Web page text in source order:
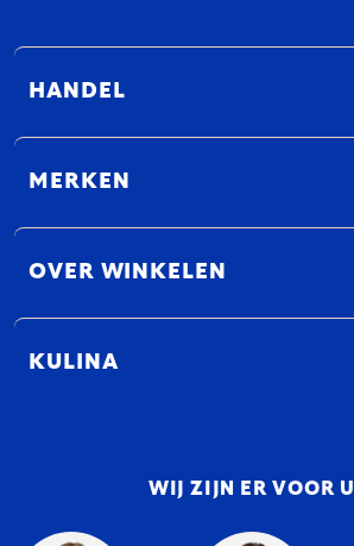
HANDEL
MERKEN
OVER WINKELEN
KULINA
WIJ ZIJN ER VOOR U